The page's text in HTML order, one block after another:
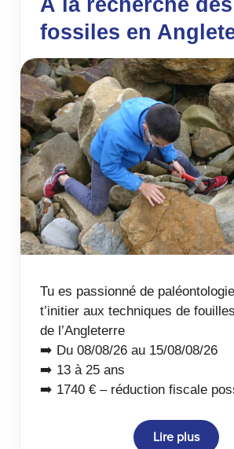
À la recherche des
fossiles en
Tu es passionné de
t’initier aux techniques de
de l’Angleterre
➡️ Du 08/08/26 au 15/08/08/26
➡️ 13 à 25 ans
➡️ 1740 € – réduction fiscale
Lire plus